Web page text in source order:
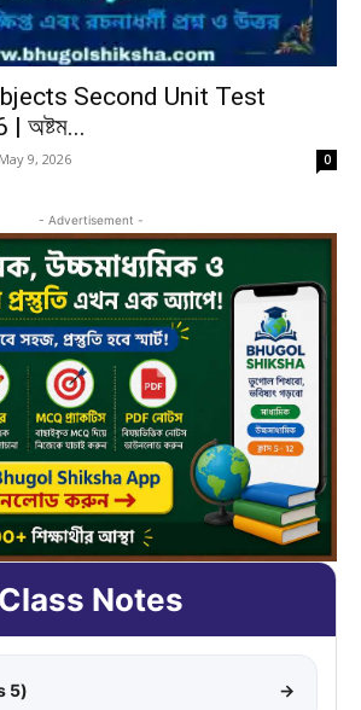
Second Unit Test
অষ্টম...
May 9, 2026 0
- Advertisement -
Class Notes
5) →